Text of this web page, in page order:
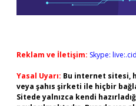
Reklam ve İletişim: Skype:
Yasal Uyarı: Bu internet sitesi,
veya şahıs şirketi ile hiçbir
Sitede yalnızca kendi